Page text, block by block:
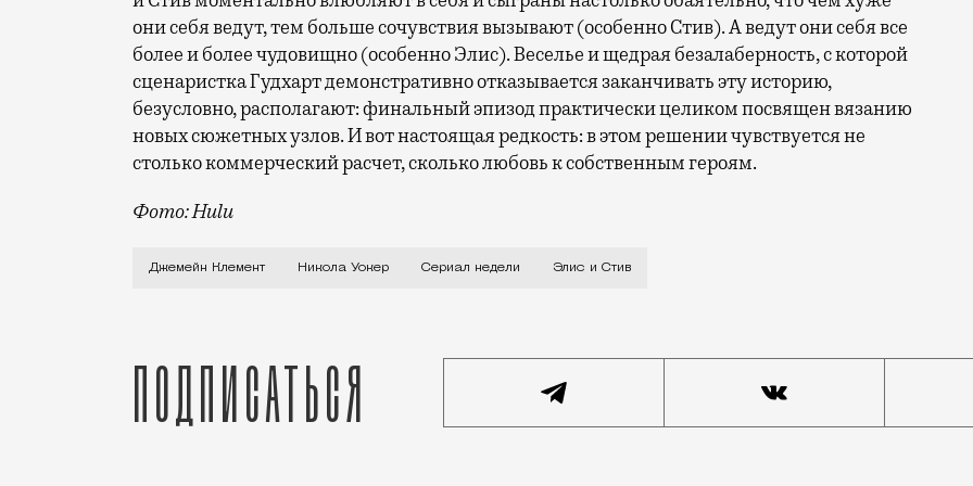
они себя ведут, тем больше сочувствия вызывают (особенно Стив). А ведут они себя все
более и более чудовищно (особенно Элис). Веселье и щедрая безалаберность, с которой
сценаристка Гудхарт демонстративно отказывается заканчивать эту историю,
безусловно, располагают: финальный эпизод практически целиком посвящен вязанию
новых сюжетных узлов. И вот настоящая редкость: в этом решении чувствуется не
столько коммерческий расчет, сколько любовь к собственным героям.
Фото: Hulu
Стив (Джемейн Клемент) и Элис (Никола Уокер) познакомились тридцать лет назад в
Джемейн Клемент Никола Уокер Сериал недели Элис и Стив
Подписаться